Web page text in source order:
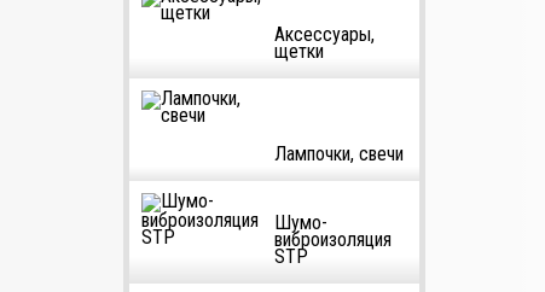
Аксессуары,
щетки
Лампочки, свечи
Шумо-
виброизоляция
STP